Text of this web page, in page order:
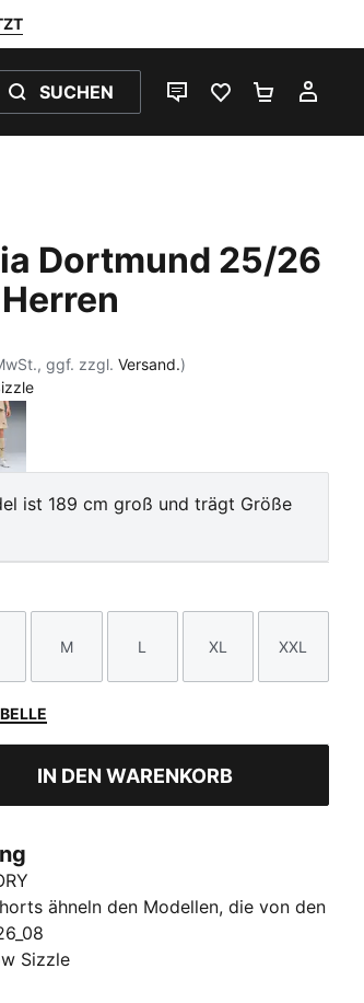
SUCHEN
LIVE-CHATFAVORITEN 0
Dortmund 25/26
ggf. zzgl.Versand.)
PUMA Black
ist 189 cm groß und trägt Größe
Größe
M
Größe
L
Größe
XL
Größe
XXL
hinzufügen
IN DEN WARENKORB
ähneln den Modellen, die von den
25/26 getragen werden. Sie
atmungsaktiven Materialien
maximalen Komfort und Mobilität
Sizzle